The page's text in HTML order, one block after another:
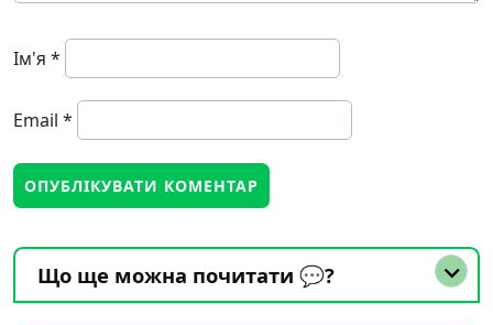
Ім'я *
Email *
Що ще можна почитати 💬?